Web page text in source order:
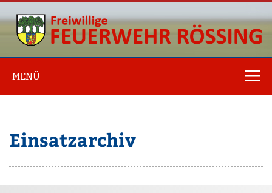
Freiwillige
Feuerwehr
Rössing
MENÜ
Einsatzarchiv